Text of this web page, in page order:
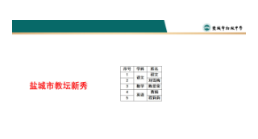
对外交流